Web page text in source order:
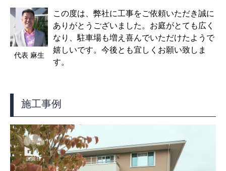
代表 麻生
この度は、弊社に工事をご依頼いただき誠に
ありがとうございました。お庭がとても広く
なり、駐車場も増え喜んでいただけたようで
嬉しいです。今後とも宜しくお願い致しま
す。
施工事例